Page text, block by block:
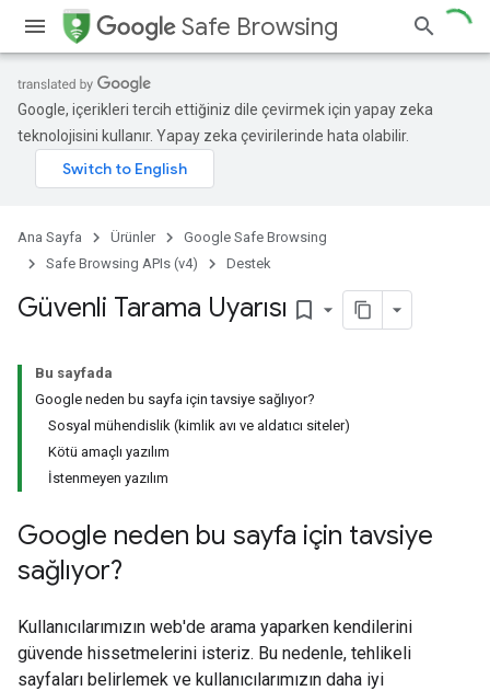
Safe Browsing
Google, içerikleri tercih ettiğiniz dile çevirmek için yapay zeka
teknolojisini kullanır. Yapay zeka çevirilerinde hata olabilir.
Ana Sayfa Ürünler
Google Safe Browsing
Safe Browsing APIs (v4)
Destek
Güvenli Tarama Uyarısı bookmark_border
Bu sayfada
Google neden bu sayfa için tavsiye sağlıyor?
Sosyal mühendislik (kimlik avı ve aldatıcı siteler)
Kötü amaçlı yazılım
İstenmeyen yazılım
Google neden bu sayfa için tavsiye
sağlıyor?
Kullanıcılarımızın web'de arama yaparken kendilerini
güvende hissetmelerini isteriz. Bu nedenle, tehlikeli
sayfaları belirlemek ve kullanıcılarımızın daha iyi